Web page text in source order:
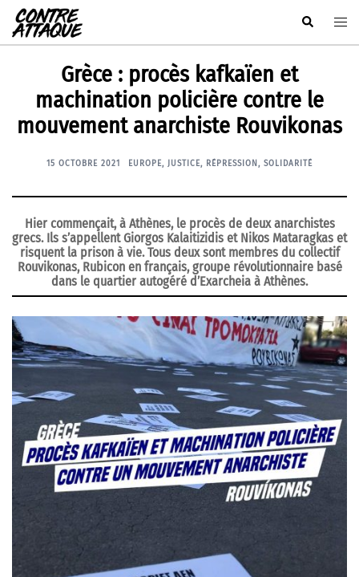
Aller
au
contenu
Rechercher
Grèce : procès kafkaïen et
machination policière contre le
mouvement anarchiste Rouvikonas
15 OCTOBRE 2021 EUROPE, JUSTICE, RÉPRESSION , SOLIDARITÉ
Hier commençait, à Athènes, le procès de deux anarchistes
grecs. Ils s’appellent Giorgos Kalaitizidis et Nikos Mataragkas et
risquent la prison à vie. Tous deux sont membres du collectif
Rouvikonas, Rubicon en français, groupe révolutionnaire basé
dans le quartier autogéré d’Exarcheia à Athènes.